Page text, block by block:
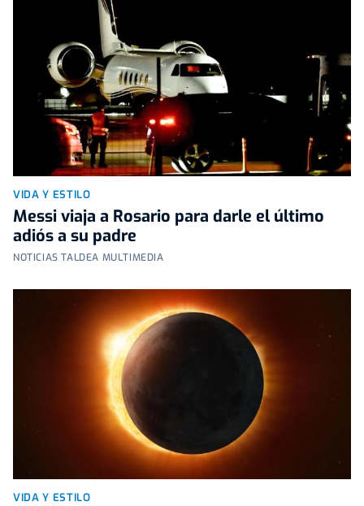
VIDA Y ESTILO
Messi viaja a Rosario para darle el último
adiós a su padre
NOTICIAS TALDEA MULTIMEDIA
VIDA Y ESTILO